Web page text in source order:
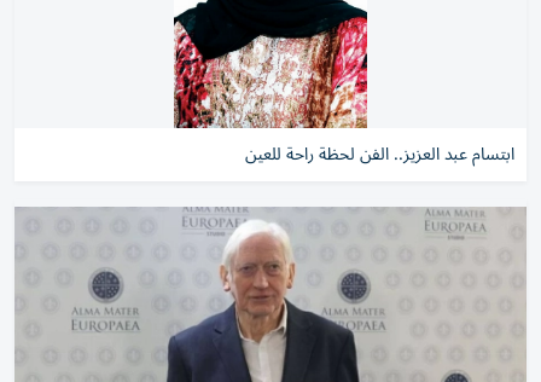
ابتسام عبد العزيز.. الفن لحظة راحة للعين